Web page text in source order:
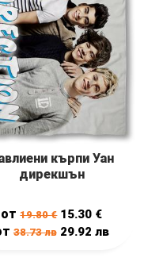
кърпи Уан
дирекшън
от19.80€ 15.30 €
38.73лв 29.92 лв